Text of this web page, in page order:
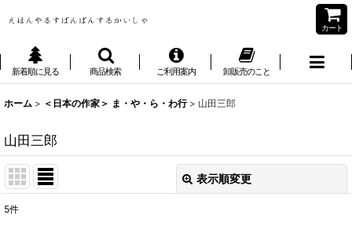
カート
新着順に見る 商品検索 ご利用案内 卸販売のこと
ホーム > ＜日本の作家＞ ま・や・ら・わ行 > 山田三郎
山田三郎
表示順変更
5件